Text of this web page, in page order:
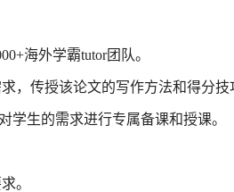
海外学霸tutor团队。
，传授该论文的写作方法和得分技
学生的需求进行专属备课和授课。
。